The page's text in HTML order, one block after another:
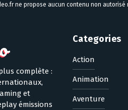
ne propose aucun contenu non
complète :
et
émissions
Categories
Action
Animation
Aventure